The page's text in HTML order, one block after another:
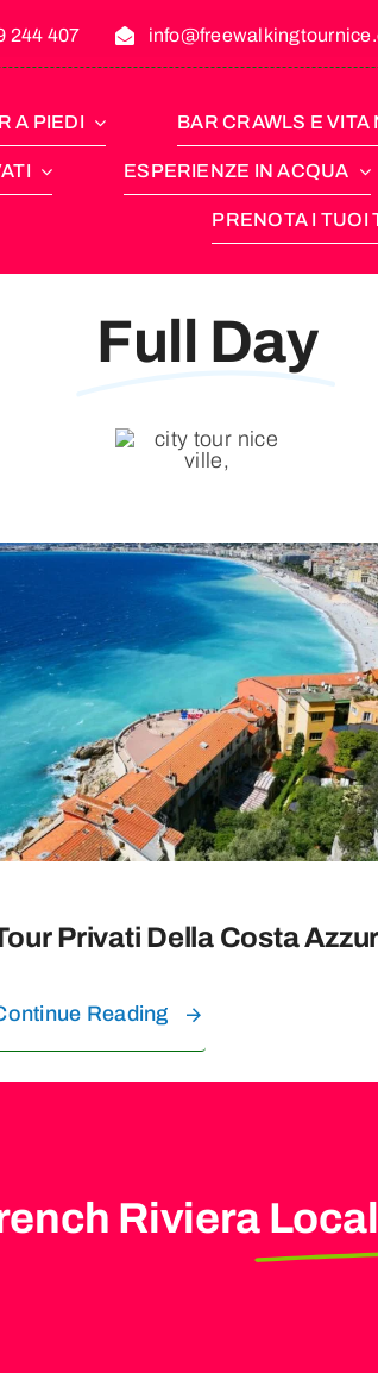
244 407
A PIEDI BAR CRAWLS E
ESPERIENZE IN ACQUA
PRENOTA I TUOI
Full Day
Privati ​​della Costa
Reading
Riviera